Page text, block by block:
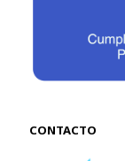
CONTACTO